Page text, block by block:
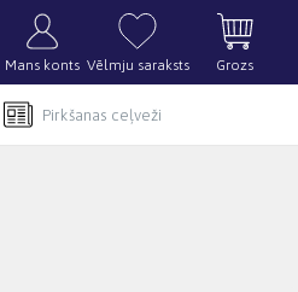
Mans konts Vēlmju saraksts Grozs
Pirkšanas ceļveži